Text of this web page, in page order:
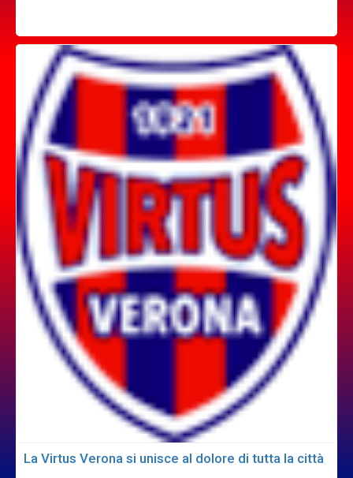
La Virtus Verona si unisce al dolore di tutta la città